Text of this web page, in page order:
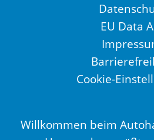
EU Data
Cookie-
Willkommen beim